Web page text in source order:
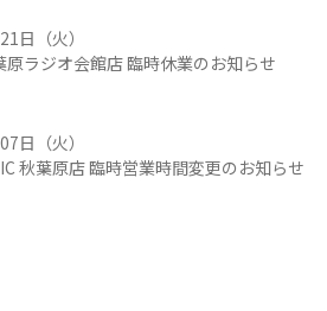
日（火）
ラジオ会館店 臨時休業のお知らせ
日（火）
秋葉原店 臨時営業時間変更のお知らせ